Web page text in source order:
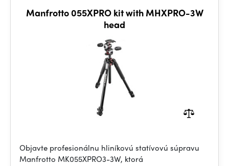
Manfrotto 055XPRO kit with MHXPRO-3W
head
Objavte profesionálnu hliníkovú statívovú súpravu
Manfrotto MK055XPRO3-3W, ktorá